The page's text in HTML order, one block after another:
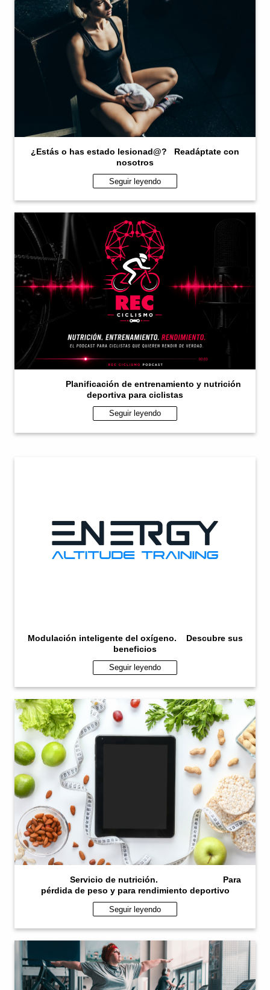
¿Estás o has estado lesionad@? Readáptate con
nosotros
Seguir leyendo
Planificación de entrenamiento y nutrición
deportiva para ciclistas
Seguir leyendo
Modulación inteligente del oxígeno. Descubre sus
beneficios
Seguir leyendo
Servicio de nutrición. Para
pérdida de peso y para rendimiento deportivo
Seguir leyendo